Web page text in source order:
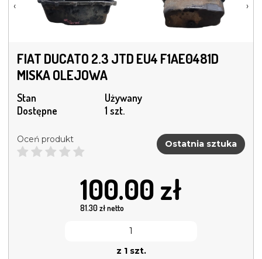
‹ ›
FIAT DUCATO 2.3 JTD EU4 F1AE0481D
MISKA OLEJOWA
Stan
Używany
Dostępne
1 szt.
Oceń produkt Ostatnia sztuka
100.00 zł
81.30zł netto
z 1 szt.